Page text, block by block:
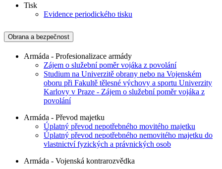
Tisk
Evidence periodického tisku
Obrana a bezpečnost
Armáda - Profesionalizace armády
Zájem o služební poměr vojáka z povolání
Studium na Univerzitě obrany nebo na Vojenském
oboru při Fakultě tělesné výchovy a sportu Univerzity
Karlovy v Praze - Zájem o služební poměr vojáka z
povolání
Armáda - Převod majetku
Úplatný převod nepotřebného movitého majetku
Úplatný převod nepotřebného nemovitého majetku do
vlastnictví fyzických a právnických osob
Armáda - Vojenská kontrarozvědka